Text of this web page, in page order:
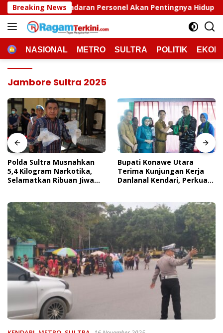
Langsung
ke
konten
Breaking News
Personel Akan Pentingnya Hidup Sehat Polda
HOMENASIONAL METRO SULTRA POLITIK
Jambore Sultra 2025
Polda Sultra Musnahkan
5,4 Kilogram Narkotika,
Selamatkan Ribuan Jiwa
Bupati Konawe Utara
Terima Kunjungan Kerja
Danlanal Kendari, Perkuat